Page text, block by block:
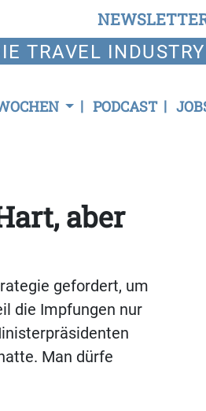
TRAVEL INDUSTRY
PODCAST
aber
gefordert, um
die Impfungen nur
Man dürfe